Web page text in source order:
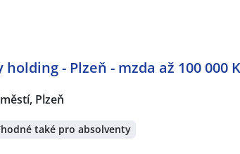
- Plzeň - mzda až 100 000
Plzeň
také pro absolventy